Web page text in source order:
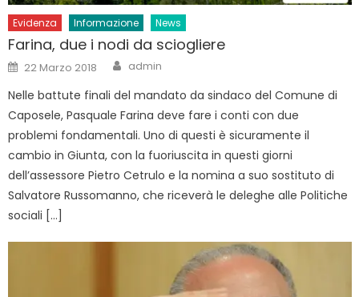
Evidenza Informazione News
Farina, due i nodi da sciogliere
Posted
on
22 Marzo 2018 Author
admin
Nelle battute finali del mandato da sindaco del Comune di
Caposele, Pasquale Farina deve fare i conti con due
problemi fondamentali. Uno di questi è sicuramente il
cambio in Giunta, con la fuoriuscita in questi giorni
dell’assessore Pietro Cetrulo e la nomina a suo sostituto di
Salvatore Russomanno, che riceverà le deleghe alle Politiche
sociali […]